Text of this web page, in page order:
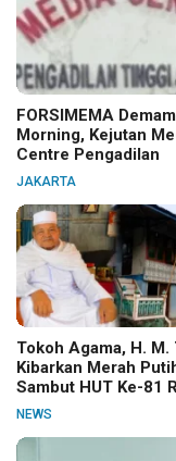
FORSIMEMA
Morning, Kejutan
Centre Pengadilan
JAKARTA
Tokoh Agama, H. M.
Kibarkan Merah
Sambut HUT Ke-81
NEWS